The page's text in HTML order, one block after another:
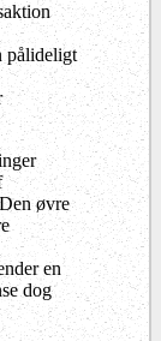
pålideligt
øvre
en
dog